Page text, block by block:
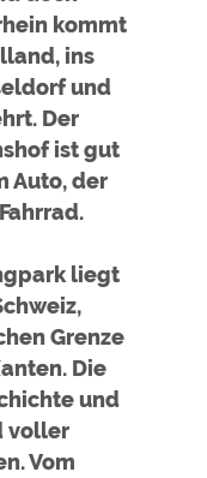
kommt
ins
und
Der
ist gut
Auto, der
liegt
Grenze
Die
und
voller
Vom
privacy
Zeit im Footer